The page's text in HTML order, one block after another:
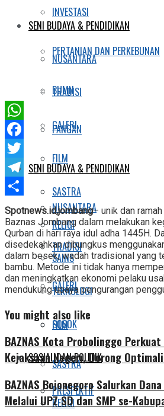
SENI BUDAYA & PENDIDIKAN
NUSANTARA
TRADISI
GALERI
FILM
SASTRA
RELIGI
SAINS
TEKNOLOGI
SOSOK
SOSIAL DAN POLITIK
PRESPEKTIF
INVESTASI
PERTANIAN DAN PERKEBUNAN
BUMN
PANGAN
SENI BUDAYA & PENDIDIKAN
NUSANTARA
TRADISI
GALERI
FILM
SASTRA
RELIGI
WhatsApp
Facebook
Twitter
Telegram
Share
Spotnews.id,jombang– unik dan
Baznas Jombang dalam melakukan
Qurban di hari raya idul adha 1445H.
disedekahkan dibungkus
dalam besek, wadah tradisional yang
bambu. Metode ini tidak hanya
dan meningkatkan ekonomi pelaku
mendukung upaya pengurangan
You might also like
BAZNAS Kota Probolinggo
Kejaksaan Negeri, Dorong
BAZNAS Bojonegoro Salurkan
Melalui UPZ SD dan SMP se-